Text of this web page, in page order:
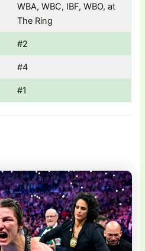
WBA, WBC, IBF, WBO, at
The Ring
#2
#4
#1